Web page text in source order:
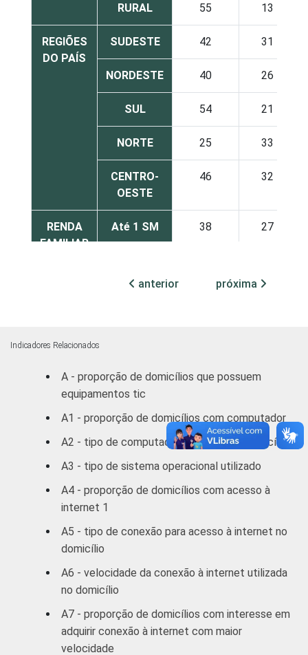
RURAL 55 13
REGIÕES
DO PAÍS
SUDESTE 42 31
NORDESTE 40 26
SUL 54 21
NORTE 25 33
CENTRO-
OESTE
46 32
RENDA
FAMILIAR
Até 1 SM 38 27
SM
SM
5 SM - 10
48 24
10 SM ou + 57
CLASSE
SOCIAL 3
A 47 18
B 45 27
1Base ponderada: 5.766 domicílios
entrevistados que possuem acesso à
anterior próxima
Indicadores Relacionados
A - proporção de domicílios que possuem
equipamentos tic
A1 - proporção de domicílios com computador
A2 - tipo de computador presente no domicílio
A3 - tipo de sistema operacional utilizado
A4 - proporção de domicílios com acesso à
internet 1
A5 - tipo de conexão para acesso à internet no
domicílio
A6 - velocidade da conexão à internet utilizada
no domicílio
A7 - proporção de domicílios com interesse em
adquirir conexão à internet com maior
velocidade